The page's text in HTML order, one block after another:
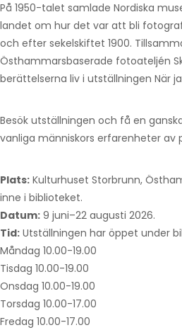
På 1950-talet samlade Nordiska
landet om hur det var att bli
och efter sekelskiftet 1900.
Östhammarsbaserade fotoateljén
berättelserna liv i utställningen När
Besök utställningen och få en
vanliga människors erfarenheter
Plats: Kulturhuset Storbrunn,
inne i biblioteket.
Datum: 9 juni–22 augusti 2026.
Tid: Utställningen har öppet under
Måndag 10.00-19.00
Tisdag 10.00-19.00
Onsdag 10.00-19.00
Torsdag 10.00-17.00
Fredag 10.00-17.00